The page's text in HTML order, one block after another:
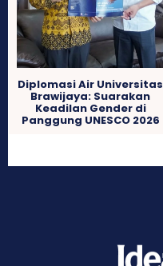
Diplomasi Air Universitas
Brawijaya: Suarakan
Keadilan Gender di
Panggung UNESCO 2026